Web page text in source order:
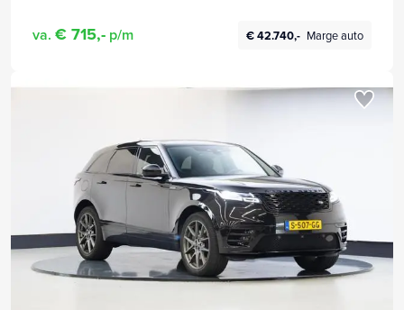
va. € 715,- p/m € 42.740,- Marge auto